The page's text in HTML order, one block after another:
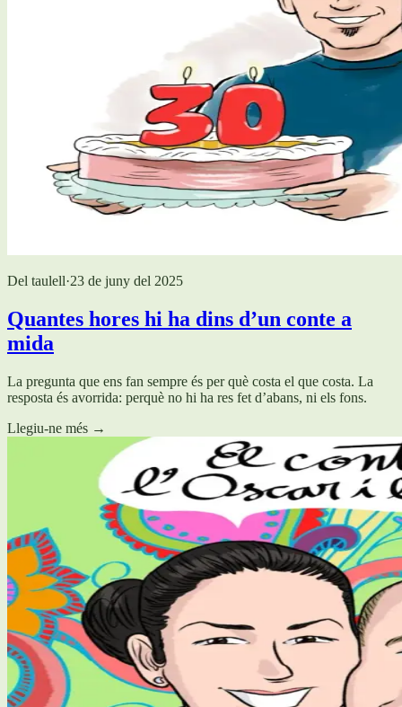
Del taulell·23 de juny del 2025
Quantes hores hi ha dins d’un conte a
mida
La pregunta que ens fan sempre és per què costa el que costa. La
resposta és avorrida: perquè no hi ha res fet d’abans, ni els fons.
Llegiu-ne més →